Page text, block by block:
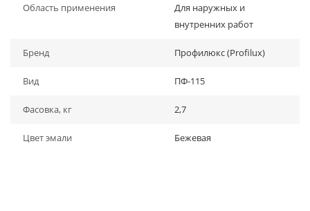
Область применения
Для наружных и
внутренних работ
Бренд Профилюкс (Profilux)
Вид ПФ-115
Фасовка, кг 2,7
Цвет эмали Бежевая